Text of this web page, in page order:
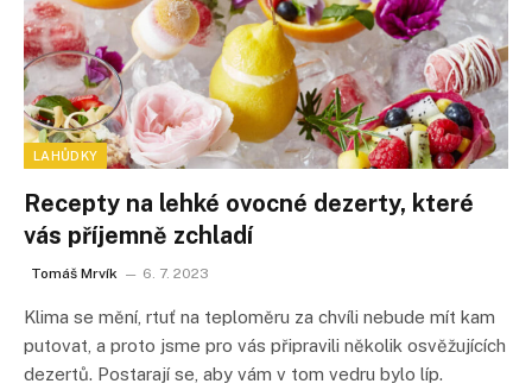
LAHŮDKY
Recepty na lehké ovocné dezerty, které
vás příjemně zchladí
Tomáš Mrvík 6. 7. 2023
Klima se mění, rtuť na teploměru za chvíli nebude mít kam
putovat, a proto jsme pro vás připravili několik osvěžujících
dezertů. Postarají se, aby vám v tom vedru bylo líp.